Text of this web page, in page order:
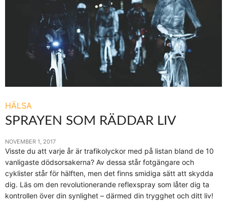
HÄLSA
SPRAYEN SOM RÄDDAR LIV
NOVEMBER 1, 2017
Visste du att varje år är trafikolyckor med på listan bland de 10
vanligaste dödsorsakerna? Av dessa står fotgängare och
cyklister står för hälften, men det finns smidiga sätt att skydda
dig. Läs om den revolutionerande reflexspray som låter dig ta
kontrollen över din synlighet – därmed din trygghet och ditt liv!